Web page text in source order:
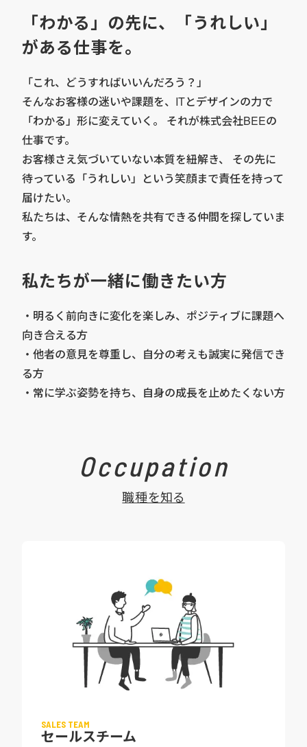
「わかる」の先に、「うれしい」
がある仕事を。
「これ、どうすればいいんだろう？」
そんなお客様の迷いや課題を、ITとデザインの力で
「わかる」形に変えていく。 それが株式会社BEEの
仕事です。
お客様さえ気づいていない本質を紐解き、 その先に
待っている「うれしい」という笑顔まで責任を持って
届けたい。
私たちは、そんな情熱を共有できる仲間を探していま
す。
私たちが一緒に働きたい方
・明るく前向きに変化を楽しみ、ポジティブに課題へ
向き合える方
・他者の意見を尊重し、自分の考えも誠実に発信でき
る方
・常に学ぶ姿勢を持ち、自身の成長を止めたくない方
Occupation
職種を知る
SALES TEAM
セールスチーム